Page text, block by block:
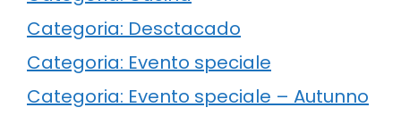
Categoria: Desctacado
Categoria: Evento speciale
Categoria: Evento speciale – Autunno